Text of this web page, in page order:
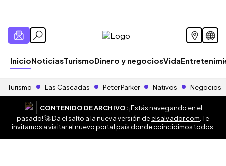
InicioNoticiasTurismoDinero y negociosVida
Turismo Las Cascadas Peter Parker Nativos Negocios
CONTENIDO DE ARCHIVO:¡Estás navegando en el
pasado! 🚀 Da el salto a la nueva versión deelsalvador.com . Te
invitamos a visitar el nuevo portal país donde coincidimos todos.